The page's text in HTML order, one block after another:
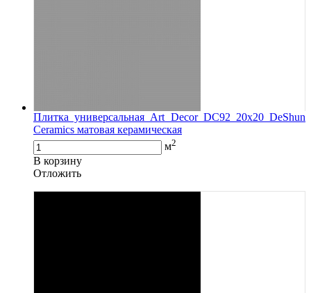
Плитка универсальная Art Decor DC92 20x20 DeShun
Ceramics матовая керамическая
м2
В корзину
Oтложить